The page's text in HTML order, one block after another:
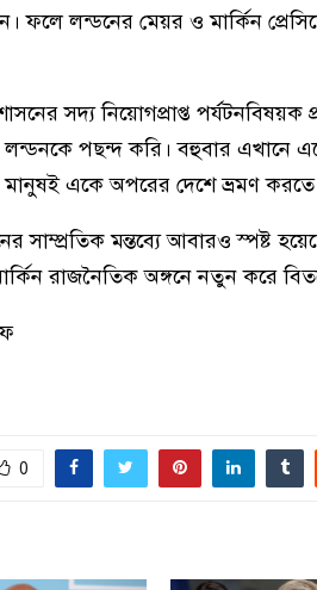
ফলে লন্ডনের মেয়র ও মার্কিন
সদ্য নিয়োগপ্রাপ্ত
পছন্দ করি। বহুবার এখানে
একে অপরের দেশে ভ্রমণ করতে
সাম্প্রতিক মন্তব্যে আবারও স্পষ্ট
রাজনৈতিক অঙ্গনে নতুন করে
0